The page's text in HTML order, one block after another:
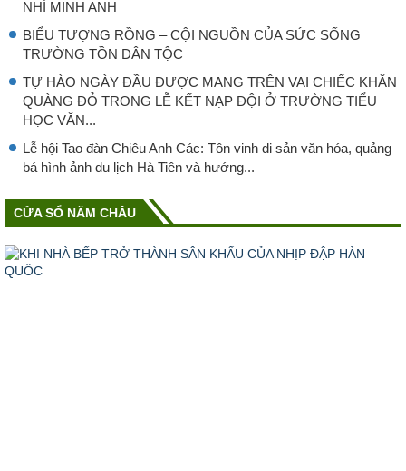
NHÍ MINH ANH
BIỂU TƯỢNG RỒNG – CỘI NGUỒN CỦA SỨC SỐNG
TRƯỜNG TỒN DÂN TỘC
TỰ HÀO NGÀY ĐẦU ĐƯỢC MANG TRÊN VAI CHIẾC KHĂN
QUÀNG ĐỎ TRONG LỄ KẾT NẠP ĐỘI Ở TRƯỜNG TIỂU
HỌC VĂN...
Lễ hội Tao đàn Chiêu Anh Các: Tôn vinh di sản văn hóa, quảng
bá hình ảnh du lịch Hà Tiên và hướng...
CỬA SỔ NĂM CHÂU